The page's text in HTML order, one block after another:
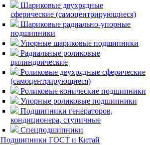
Шариковые двухрядные
сферические (самоцентрирующиеся)
Шариковые радиально-упорные
подшипники
Упорные шариковые подшипники
Радиальные роликовые
цилиндрические
Роликовые двухрядные сферические
(самоцентрирующиеся)
Роликовые конические подшипники
Упорные роликовые подшипники
Подшипники генераторов,
кондиционера, ступичные
Спецподшипники
Подшипники ГОСТ и Китай